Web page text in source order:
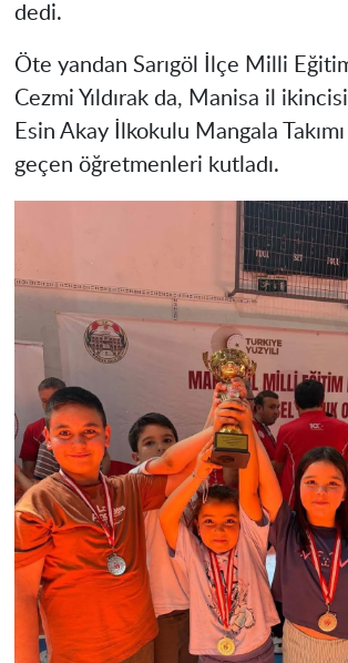
dedi.
Öte yandan Sarıgöl İlçe Milli
Cezmi Yıldırak da, Manisa il
Esin Akay İlkokulu Mangala
geçen öğretmenleri kutladı.